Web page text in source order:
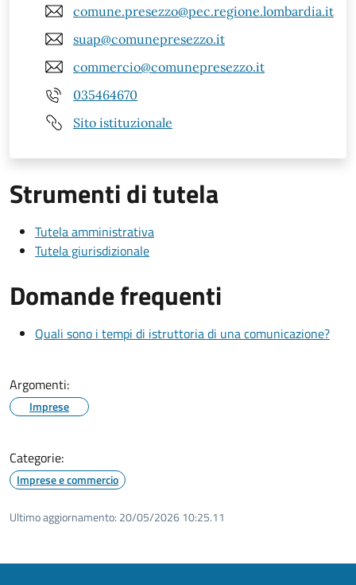
comune.presezzo@pec.regione.lombardia.it
suap@comunepresezzo.it
commercio@comunepresezzo.it
035464670
Sito istituzionale
Strumenti di tutela
Tutela amministrativa
Tutela giurisdizionale
Domande frequenti
Quali sono i tempi di istruttoria di una comunicazione?
Argomenti:
Imprese
Categorie:
Imprese e commercio
Ultimo aggiornamento: 20/05/2026 10:25.11